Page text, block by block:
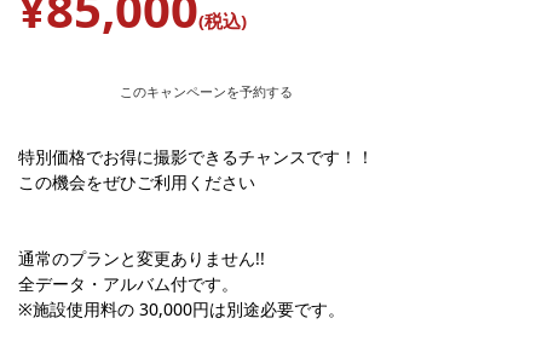
(税込)
このキャンペーンを予約する
特別価格でお得に撮影できるチャンスです！！
この機会をぜひご利用ください
通常のプランと変更ありません!!
全データ・アルバム付です。
※施設使用料の 30,000円は別途必要です。